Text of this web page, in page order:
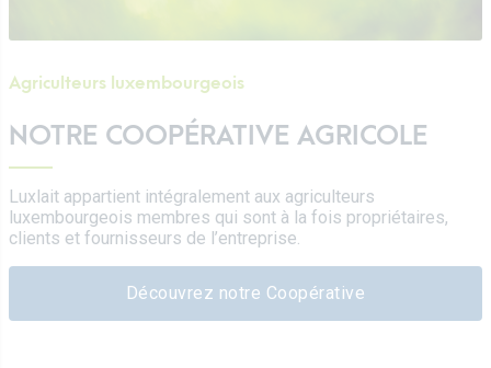
Agriculteurs luxembourgeois
NOTRE COOPÉRATIVE AGRICOLE
Luxlait appartient intégralement aux agriculteurs
luxembourgeois membres qui sont à la fois propriétaires,
clients et fournisseurs de l’entreprise.
Découvrez notre Coopérative